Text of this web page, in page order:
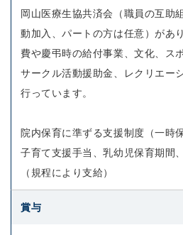
岡山医療生協共済会（職員の互助
動加入、パートの方は任意）があ
費や慶弔時の給付事業、文化、ス
サークル活動援助金、レクリエー
行っています。
院内保育に準ずる支援制度（一時
子育て支援手当、乳幼児保育期間
（規程により支給）
賞与